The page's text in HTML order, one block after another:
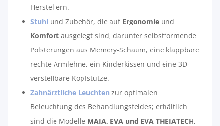
Herstellern.
Stuhl und Zubehör, die auf Ergonomieund
Komfortausgelegt sind, darunter selbstformende
Polsterungen aus Memory-Schaum, eine klappbare
rechte Armlehne, ein Kinderkissen und eine 3D-
verstellbare Kopfstütze.
Zahnärztliche Leuchten zur optimalen
Beleuchtung des Behandlungsfeldes; erhältlich
sind die Modelle MAIA, EVA und EVA THEIATECH,